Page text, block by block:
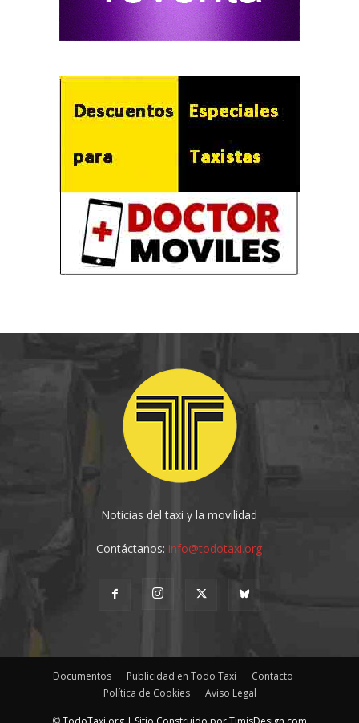
Noticias del taxi y la movilidad
Contáctanos:info@todotaxi.org
Documentos Publicidad en Todo Taxi
Contacto
Política de Cookies
Aviso Legal